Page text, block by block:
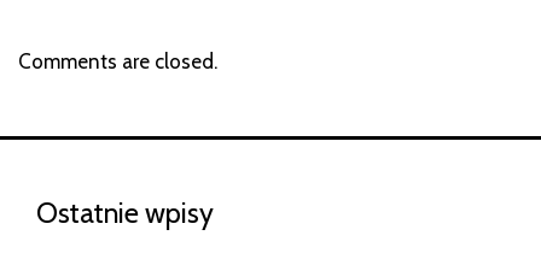
Comments are closed.
Ostatnie wpisy